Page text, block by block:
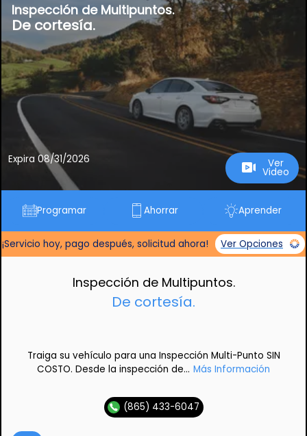
Inspección de Multipuntos.
De cortesía.
Expira 08/31/2026 Ver
Video
Programar Ahorrar Aprender
¡Servicio hoy, pago después, solicitud ahora! Ver Opciones
Inspección de Multipuntos.
De cortesía.
Traiga su vehículo para una Inspección Multi-Punto SIN
COSTO. Desde la inspección de... Más Información
(865) 433-6047